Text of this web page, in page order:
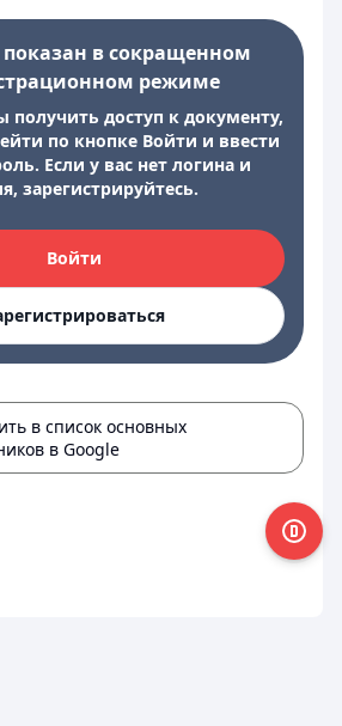
в сокращенном
режиме
получить доступ к документу,
по кнопке Войти и ввести
Если у вас нет логина и
зарегистрируйтесь.
Войти
в список основных
в Google